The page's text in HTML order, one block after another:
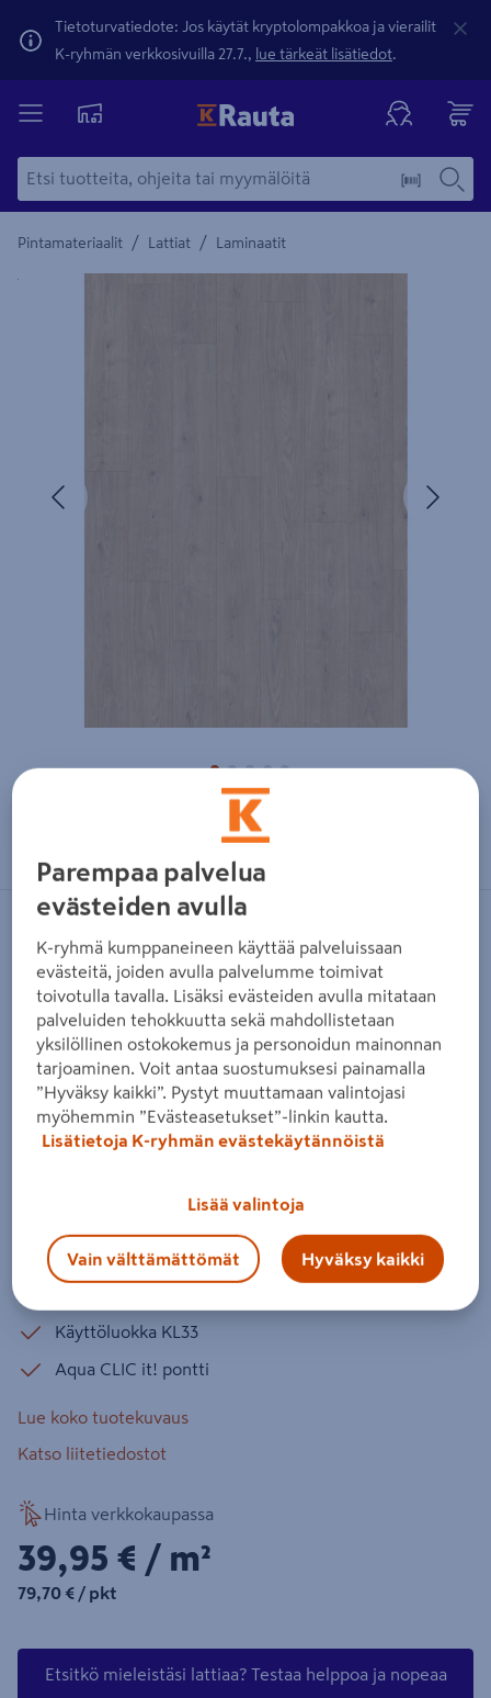
Tietoturvatiedote: Jos käytät kryptolompakkoa ja vierailit
K-ryhmän verkkosivuilla 27.7., lue tärkeät lisätiedot.
Pintamateriaalit / Lattiat / Laminaatit
Yksityiskohtainen kuvaus löytyy Tuotteen kuvaus -
Edellinen
Zoomaa kuvaa sormilla kosketusnäytöllä
Hybridilattia Egger AquaDura+
EDF185 7,5mm KL33 V4 Light Brown
Berdal 1,99m²
Tuotenumero:502708681 EAN-koodi:9007022609656
Mattapintaisella kosketuspinnalla ja kierrätysmateriaalista
valmistetulla integroidulla alusmatolla varustettu
ihanteellinen valinta vaativaan kotiin.
Integroitu alusmateriaali
Käyttöluokka KL33
Aqua CLIC it! pontti
Lue koko tuotekuvaus
Katso liitetiedostot
Hinta verkkokaupassa
39,95€/m²
39,95 € / m²
79,70€/pkt
79,70 € / pkt
Etsitkö mieleistäsi lattiaa? Testaa helppoa ja nopeaa
Parempaa palvelua
evästeiden avulla
K-ryhmä kumppaneineen käyttää palveluissaan
evästeitä, joiden avulla palvelumme toimivat
toivotulla tavalla. Lisäksi evästeiden avulla mitataan
palveluiden tehokkuutta sekä mahdollistetaan
yksilöllinen ostokokemus ja personoidun mainonnan
tarjoaminen. Voit antaa suostumuksesi painamalla
”Hyväksy kaikki”. Pystyt muuttamaan valintojasi
myöhemmin ”Evästeasetukset”-linkin kautta.
Lisätietoja K-ryhmän evästekäytännöistä
Lisää valintoja
Vain välttämättömät Hyväksy kaikki